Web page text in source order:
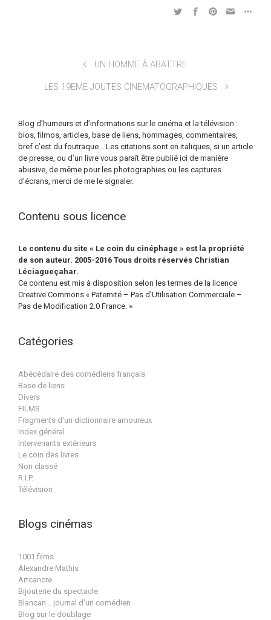
UN HOMME À ABATTRE
LES 19EME JOUTES CINEMATOGRAPHIQUES
Blog d’humeurs et d’informations sur le cinéma et la télévision :
bios, filmos, articles, base de liens, hommages, commentaires,
bref c’est du foutraque… Les citations sont en italiques, si un article
de presse, ou d’un livre vous paraît être publié ici de manière
abusive, de même pour les photographies ou les captures
d’écrans, merci de me le signaler.
Contenu sous licence
Le contenu du site « Le coin du cinéphage » est la propriété
de son auteur. 2005-2016 Tous droits réservés Christian
Léciagueçahar.
Ce contenu est mis à disposition selon les termes de la licence
Creative Commons « Paternité – Pas d’Utilisation Commerciale –
Pas de Modification 2.0 France. »
Catégories
Abécédaire des comédiens français
Base de liens
Divers
FILMS
Fragments d'un dictionnaire amoureux
Index général
Intervenants extérieurs
Le coin des livres
Non classé
R.I.P.
Télévision
Blogs cinémas
1001 films
Alexandre Mathis
Artcancre
Bijouterie du spectacle
Blancan… journal d'un comédien
Blog sur le doublage